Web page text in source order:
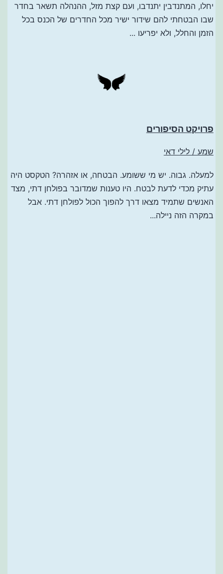
יחלו, המתנדבין יתנדבו, ועם קצת מזל, ההנהלה תשאר בחדר
שבו הבטחתי להם שידור ישיר מכל החדרים של הכנס בכל
הזמן והחלל, ולא יפריעו ...
פרויקט הסיפורים
שמע / לילי דאי
למעלה. גבוה. יש מי ששומע. הבטחה, או אזהרה? הטקסט היה
עתיק מכדי לדעת לבטח. היו טענות שמדובר בפולחן דתי, מצד
האנשים שתמיד מצאו דרך להפוך הכול לפולחן דתי. אבל
במקרה הזה ניילה...